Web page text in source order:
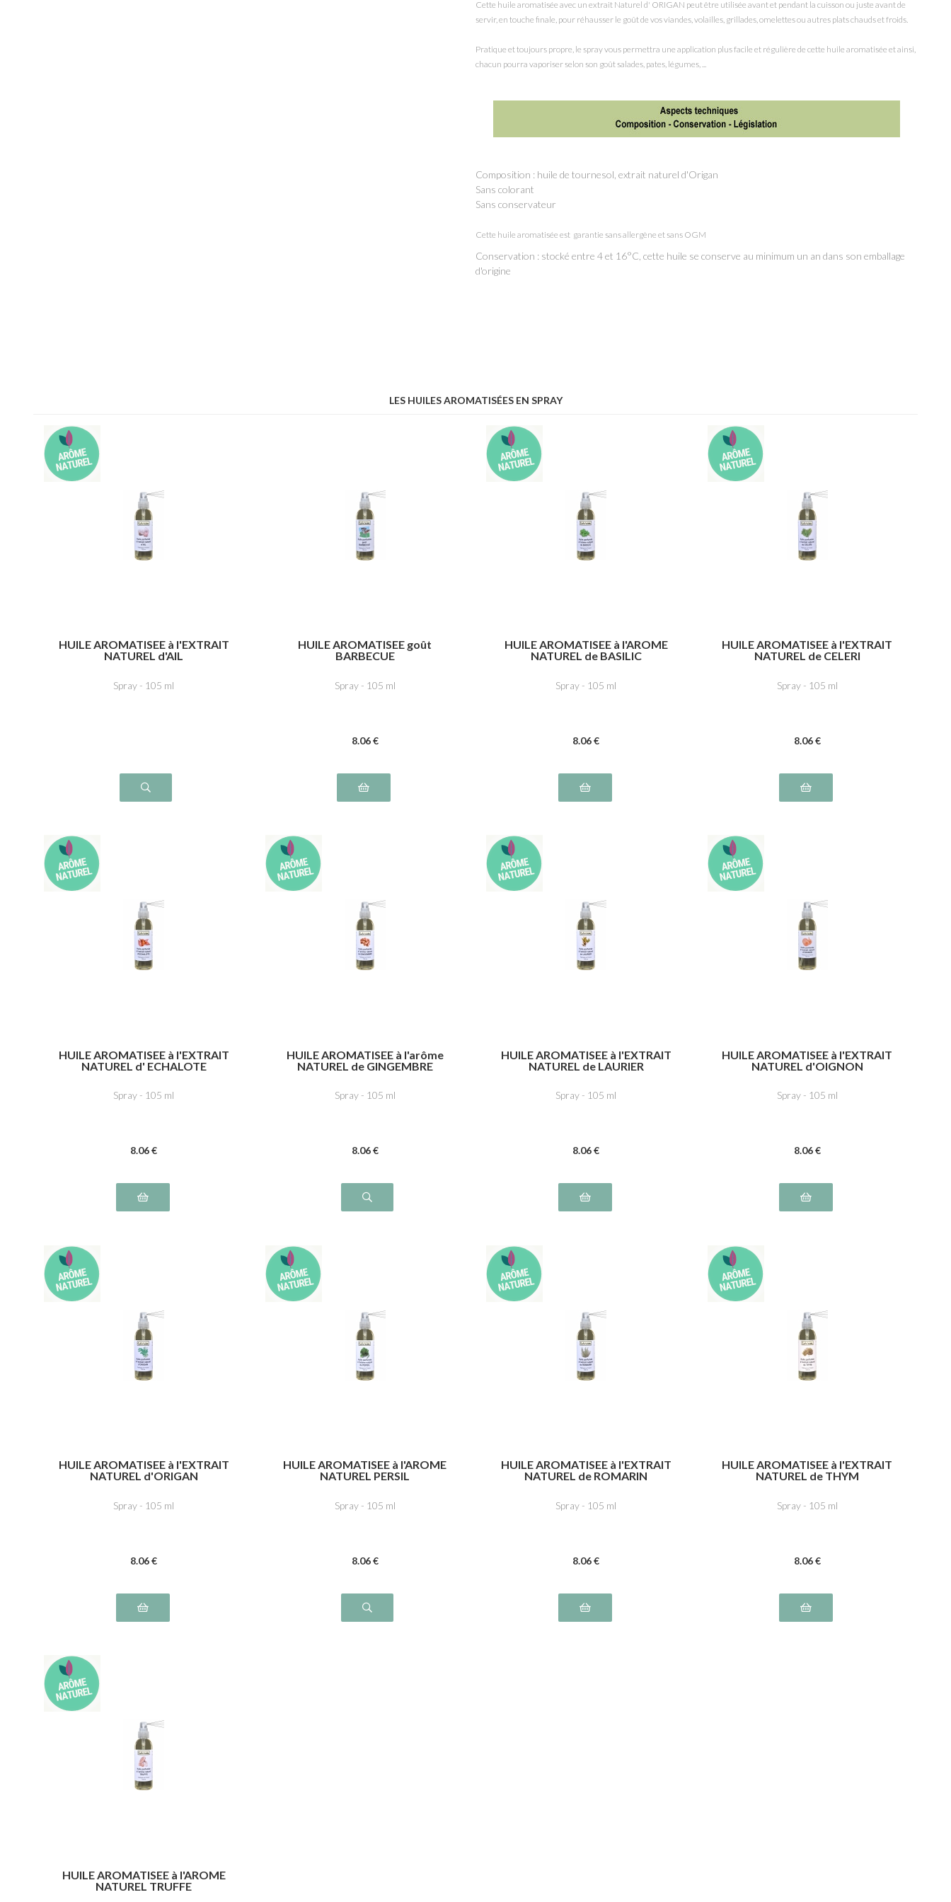
Cette huile aromatisée avec un extrait Naturel d' ORIGAN peut être utilisée avant et pendant la cuisson ou juste avant de
servir, en touche finale, pour réhausser le goût de vos viandes, volailles, grillades, omelettes ou autres plats chauds et froids.
Pratique et toujours propre, le spray vous permettra une application plus facile et régulière de cette huile aromatisée et ainsi,
chacun pourra vaporiser selon son goût salades, pates, légumes, ...
Composition : huile de tournesol, extrait naturel d'Origan
Sans colorant
Sans conservateur
Cette huile aromatisée est garantie sans allergène et sans OGM
Conservation : stocké entre 4 et 16°C, cette huile se conserve au minimum un an dans son emballage
d'origine
LES HUILES AROMATISÉES EN SPRAY
HUILE AROMATISEE à l'EXTRAIT
NATUREL d'AIL
Spray - 105 ml
HUILE AROMATISEE goût
BARBECUE
Spray - 105 ml
8.06€
HUILE AROMATISEE à l'AROME
NATUREL de BASILIC
Spray - 105 ml
8.06€
HUILE AROMATISEE à l'EXTRAIT
NATUREL de CELERI
Spray - 105 ml
8.06€
HUILE AROMATISEE à l'EXTRAIT
NATUREL d' ECHALOTE
Spray - 105 ml
8.06€
HUILE AROMATISEE à l'arôme
NATUREL de GINGEMBRE
Spray - 105 ml
8.06€
HUILE AROMATISEE à l'EXTRAIT
NATUREL de LAURIER
Spray - 105 ml
8.06€
HUILE AROMATISEE à l'EXTRAIT
NATUREL d'OIGNON
Spray - 105 ml
8.06€
HUILE AROMATISEE à l'EXTRAIT
NATUREL d'ORIGAN
Spray - 105 ml
8.06€
HUILE AROMATISEE à l'AROME
NATUREL PERSIL
Spray - 105 ml
8.06€
HUILE AROMATISEE à l'EXTRAIT
NATUREL de ROMARIN
Spray - 105 ml
8.06€
HUILE AROMATISEE à l'EXTRAIT
NATUREL de THYM
Spray - 105 ml
8.06€
HUILE AROMATISEE à l'AROME
NATUREL TRUFFE